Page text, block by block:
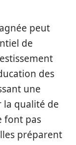
peut
de
des
une
la qualité de
font pas
préparent